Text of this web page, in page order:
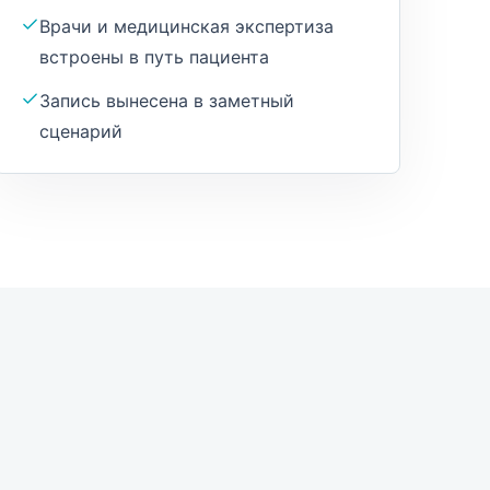
Врачи и медицинская экспертиза
встроены в путь пациента
Запись вынесена в заметный
сценарий